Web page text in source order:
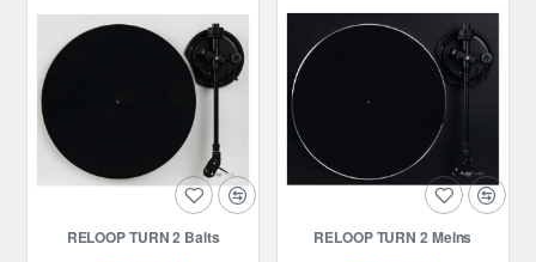
RELOOP TURN 2 Balts RELOOP TURN 2 Melns